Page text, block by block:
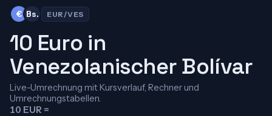
€ Bs. EUR/VES
10 Euro in
Venezolanischer Bolívar
Live-Umrechnung mit Kursverlauf, Rechner und
Umrechnungstabellen.
10 EUR =